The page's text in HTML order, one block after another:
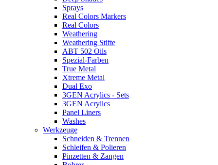
Sprays
Real Colors Markers
Real Colors
Weathering
Weathering Stifte
ABT 502 Oils
Spezial-Farben
True Metal
Xtreme Metal
Dual Exo
3GEN Acrylics - Sets
3GEN Acrylics
Panel Liners
Washes
Werkzeuge
Schneiden & Trennen
Schleifen & Polieren
Pinzetten & Zangen